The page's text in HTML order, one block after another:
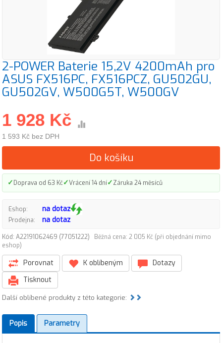
2-POWER Baterie 15,2V 4200mAh pro
ASUS FX516PC, FX516PCZ, GU502GU,
GU502GV, W500G5T, W500GV
1 928 Kč
1 593 Kč bez DPH
Do košíku
✓Doprava od 63 Kč✓Vrácení 14 dní✓Záruka 24 měsíců
Eshop: na dotaz
Prodejna: na dotaz
Kód: A22191062469 (77051222)
Běžná cena: 2 005 Kč (při objednání mimo
eshop)
Porovnat K oblíbeným
Dotazy
Tisknout
Další oblíbené produkty z této kategorie:
Popis Parametry